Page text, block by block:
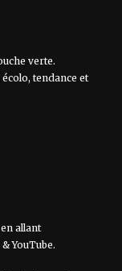
verte.
tendance et
allant
&YouTube.